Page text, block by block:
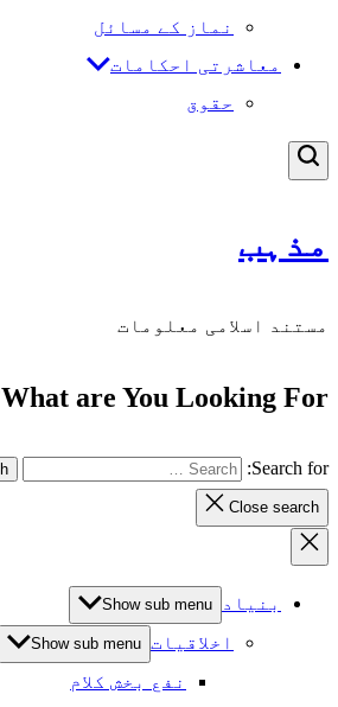
نماز کے مسائل
معاشرتی احکامات
حقوق
مذہب
مستند اسلامی معلومات
What are You Looking For?
Search for:
Close search
بنیاد Show sub menu
اخلاقیات Show sub menu
نفع بخش کلام